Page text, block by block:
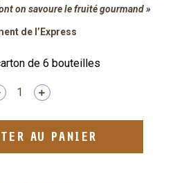
on savoure le fruité gourmand »
de l’Express
de 6 bouteilles
AU PANIER